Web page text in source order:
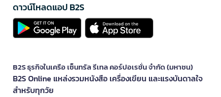
ดาวน์โหลดแอป B2S
B2S ธุรกิจในเครือ เซ็นทรัล รีเทล คอร์ปอเรชั่น จำกัด (มหาชน)
B2S Online แหล่งรวมหนังสือ เครื่องเขียน และแรงบันดาลใจ
สำหรับทุกวัย